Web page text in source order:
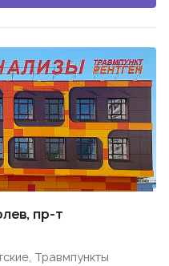
пр-т
Травмпункты